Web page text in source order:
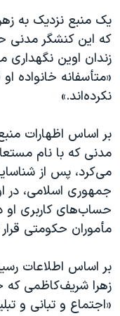
قانون شفافیت دارائی
اعتراضات مردمی آبان ۹۸
اسرائیل در جنگ
نرگس محمدی برنده
همایش محافظه‌کاران
صفحه‌های ویژه
سفر پرزیدنت ترامپ
یک منبع نزدیک به
که این کنشگر مدنی
زندان اوین
«متأسفانه خانواده
نکرده‌اند.»
بر اساس اظهارات
مدنی که با نام
می‌کرد، پس از
جمهوری اسلامی، در
حساب‌های کاربری او
مأموران حکومتی
بر اساس اطلاعات
«اجتماع و تبانی و